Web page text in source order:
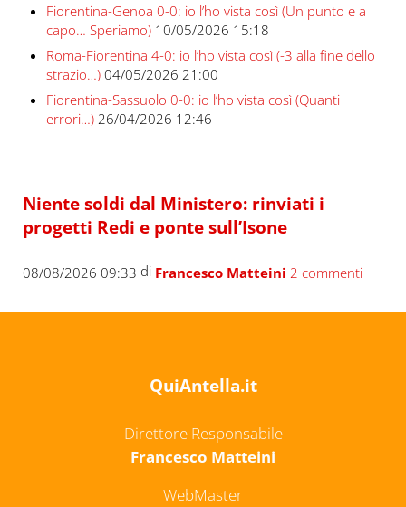
Fiorentina-Genoa 0-0: io l’ho vista così (Un punto e a
capo… Speriamo) 10/05/2026 15:18
Roma-Fiorentina 4-0: io l’ho vista così (-3 alla fine dello
strazio…) 04/05/2026 21:00
Fiorentina-Sassuolo 0-0: io l’ho vista così (Quanti
errori…) 26/04/2026 12:46
Niente soldi dal Ministero: rinviati i
progetti Redi e ponte sull’Isone
08/08/2026 09:33 di Francesco Matteini 2 commenti
QuiAntella.it
Direttore Responsabile
Francesco Matteini
WebMaster